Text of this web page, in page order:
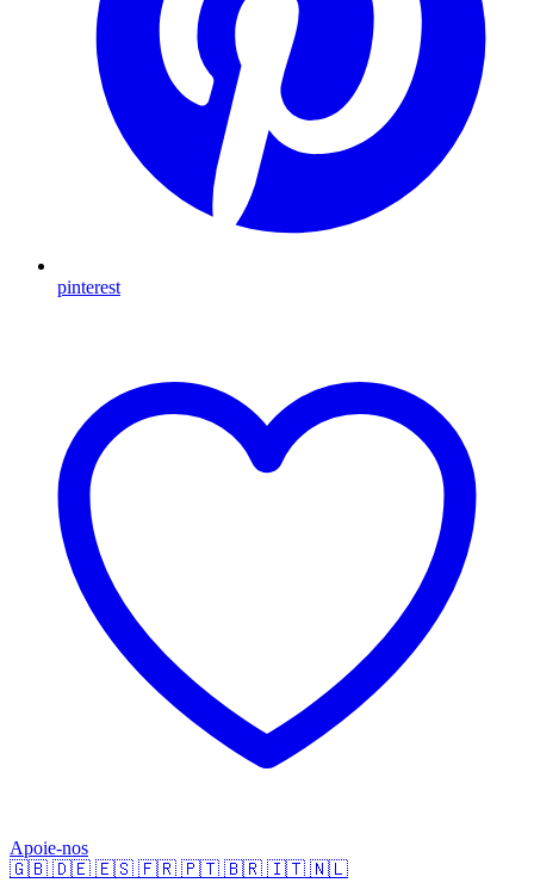
pinterest
Apoie-nos
🇬🇧 🇩🇪 🇪🇸 🇫🇷 🇵🇹 🇧🇷 🇮🇹 🇳🇱